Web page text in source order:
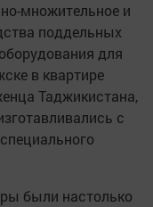
множительное и
поддельных
для
в квартире
Таджикистана,
с
были настолько